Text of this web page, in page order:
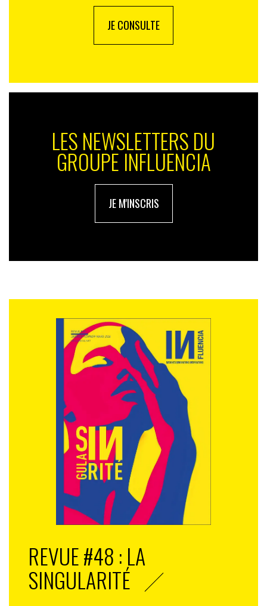
JE CONSULTE
LES NEWSLETTERS DU
GROUPE INFLUENCIA
JE M'INSCRIS
REVUE #48 : LA
SINGULARITÉ